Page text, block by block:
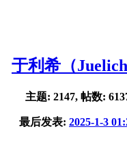
于利希（Juelich
主题: 2147, 帖数:
最后发表: 2025-1-3